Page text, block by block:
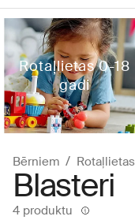
Rotaļlietas 0-18
gadi
Bērniem Rotaļlietas
Blasteri
4 produktu